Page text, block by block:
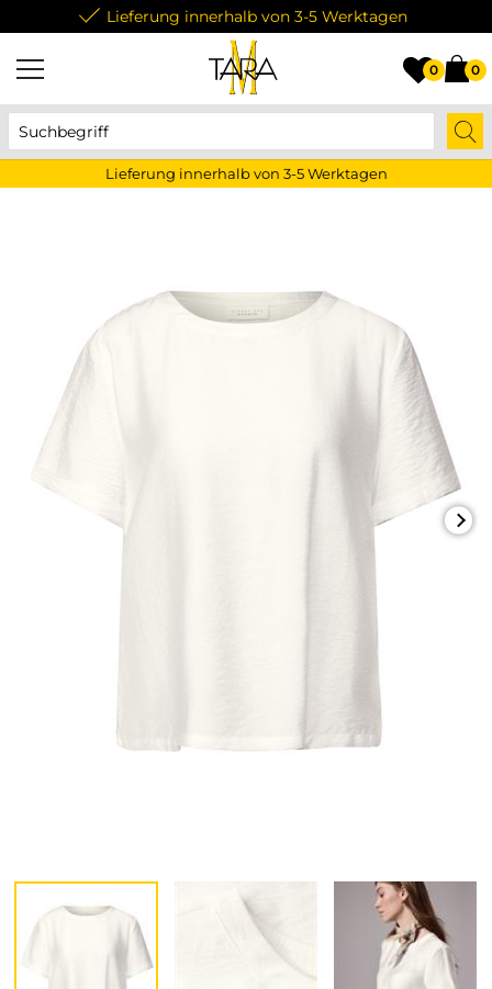
Lieferung innerhalb von 3-5 Werktagen
0 0
Lieferung innerhalb von 3-5 Werktagen